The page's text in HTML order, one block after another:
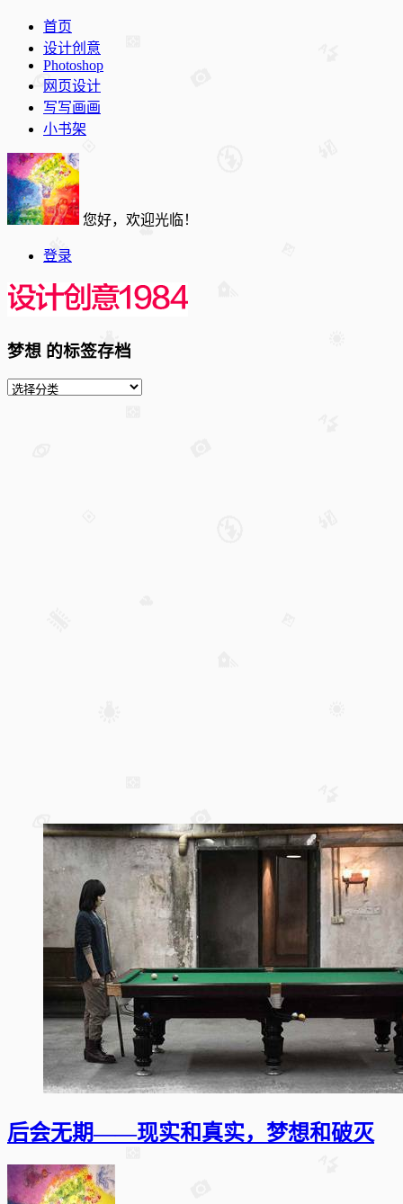
首页
设计创意
Photoshop
网页设计
写写画画
小书架
您好，欢迎光临！
登录
梦想 的标签存档
后会无期——现实和真实，梦想和破灭